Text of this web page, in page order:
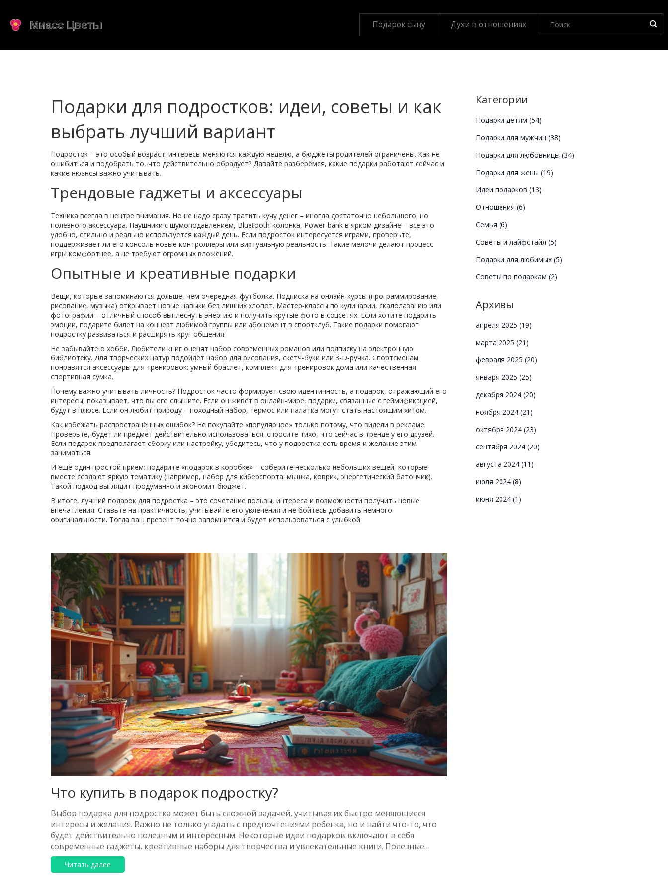
Подарок сыну Духи в отношениях
Подарки для подростков: идеи, советы и как
выбрать лучший вариант
Подросток – это особый возраст: интересы меняются каждую неделю, а бюджеты родителей ограничены. Как не
ошибиться и подобрать то, что действительно обрадует? Давайте разберёмся, какие подарки работают сейчас и
какие нюансы важно учитывать.
Трендовые гаджеты и аксессуары
Техника всегда в центре внимания. Но не надо сразу тратить кучу денег – иногда достаточно небольшого, но
полезного аксессуара. Наушники с шумоподавлением, Bluetooth‑колонка, Power‑bank в ярком дизайне – всё это
удобно, стильно и реально используется каждый день. Если подросток интересуется играми, проверьте,
поддерживает ли его консоль новые контроллеры или виртуальную реальность. Такие мелочи делают процесс
игры комфортнее, а не требуют огромных вложений.
Опытные и креативные подарки
Вещи, которые запоминаются дольше, чем очередная футболка. Подписка на онлайн‑курсы (программирование,
рисование, музыка) открывает новые навыки без лишних хлопот. Мастер‑классы по кулинарии, скалолазанию или
фотографии – отличный способ выплеснуть энергию и получить крутые фото в соцсетях. Если хотите подарить
эмоции, подарите билет на концерт любимой группы или абонемент в спортклуб. Такие подарки помогают
подростку развиваться и расширять круг общения.
Не забывайте о хобби. Любители книг оценят набор современных романов или подписку на электронную
библиотеку. Для творческих натур подойдёт набор для рисования, скетч‑буки или 3‑D‑ручка. Спортсменам
понравятся аксессуары для тренировок: умный браслет, комплект для тренировок дома или качественная
спортивная сумка.
Почему важно учитывать личность? Подросток часто формирует свою идентичность, а подарок, отражающий его
интересы, показывает, что вы его слышите. Если он живёт в онлайн‑мире, подарки, связанные с геймификацией,
будут в плюсе. Если он любит природу – походный набор, термос или палатка могут стать настоящим хитом.
Как избежать распространённых ошибок? Не покупайте «популярное» только потому, что видели в рекламе.
Проверьте, будет ли предмет действительно использоваться: спросите тихо, что сейчас в тренде у его друзей.
Если подарок предполагает сборку или настройку, убедитесь, что у подростка есть время и желание этим
заниматься.
И ещё один простой прием: подарите «подарок в коробке» – соберите несколько небольших вещей, которые
вместе создают яркую тематику (например, набор для киберспорта: мышка, коврик, энергетический батончик).
Такой подход выглядит продуманно и экономит бюджет.
В итоге, лучший подарок для подростка – это сочетание пользы, интереса и возможности получить новые
впечатления. Ставьте на практичность, учитывайте его увлечения и не бойтесь добавить немного
оригинальности. Тогда ваш презент точно запомнится и будет использоваться с улыбкой.
Что купить в подарок подростку?
Выбор подарка для подростка может быть сложной задачей, учитывая их быстро меняющиеся
интересы и желания. Важно не только угадать с предпочтениями ребенка, но и найти что-то, что
будет действительно полезным и интересным. Некоторые идеи подарков включают в себя
современные гаджеты, креативные наборы для творчества и увлекательные книги. Полезные
советы и неожиданные факты помогут разобраться, какой подарок выбрать, чтобы порадовать
подростка.
Читать далее
Категории
Подарки детям (54)
Подарки для мужчин (38)
Подарки для любовницы (34)
Подарки для жены (19)
Идеи подарков (13)
Отношения (6)
Семья (6)
Советы и лайфстайл (5)
Подарки для любимых (5)
Советы по подаркам (2)
Архивы
апреля 2025 (19)
марта 2025 (21)
февраля 2025 (20)
января 2025 (25)
декабря 2024 (20)
ноября 2024 (21)
октября 2024 (23)
сентября 2024 (20)
августа 2024 (11)
июля 2024 (8)
июня 2024 (1)